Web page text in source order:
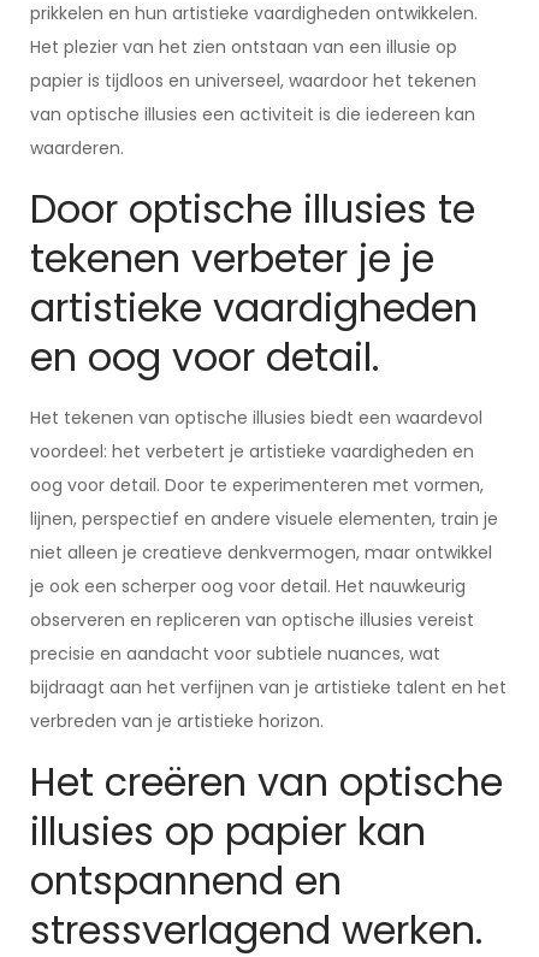
prikkelen en hun artistieke vaardigheden ontwikkelen.
Het plezier van het zien ontstaan van een illusie op
papier is tijdloos en universeel, waardoor het tekenen
van optische illusies een activiteit is die iedereen kan
waarderen.
Door optische illusies te
tekenen verbeter je je
artistieke vaardigheden
en oog voor detail.
Het tekenen van optische illusies biedt een waardevol
voordeel: het verbetert je artistieke vaardigheden en
oog voor detail. Door te experimenteren met vormen,
lijnen, perspectief en andere visuele elementen, train je
niet alleen je creatieve denkvermogen, maar ontwikkel
je ook een scherper oog voor detail. Het nauwkeurig
observeren en repliceren van optische illusies vereist
precisie en aandacht voor subtiele nuances, wat
bijdraagt aan het verfijnen van je artistieke talent en het
verbreden van je artistieke horizon.
Het creëren van optische
illusies op papier kan
ontspannend en
stressverlagend werken.